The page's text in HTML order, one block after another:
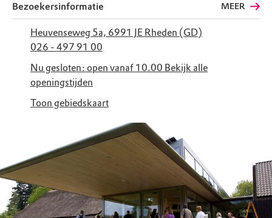
Bezoekersinformatie MEER
Heuvenseweg 5a, 6991 JE Rheden (GD)
026 - 497 91 00
Nu gesloten: open vanaf 10.00 Bekijk alle
openingstijden
Toon gebiedskaart